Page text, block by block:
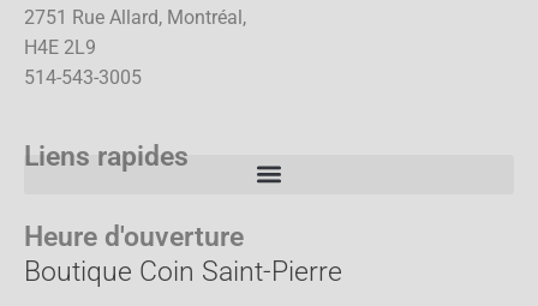
2751 Rue Allard, Montréal,
H4E 2L9
514-543-3005
Liens rapides
Heure d'ouverture
Boutique Coin Saint-Pierre